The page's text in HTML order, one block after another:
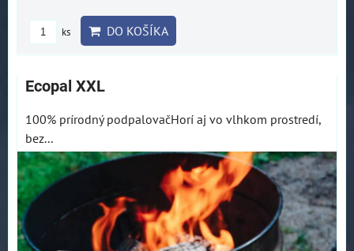
ks DO KOŠÍKA
Ecopal XXL
100% prírodný podpalovačHorí aj vo vlhkom prostredí,
bez...